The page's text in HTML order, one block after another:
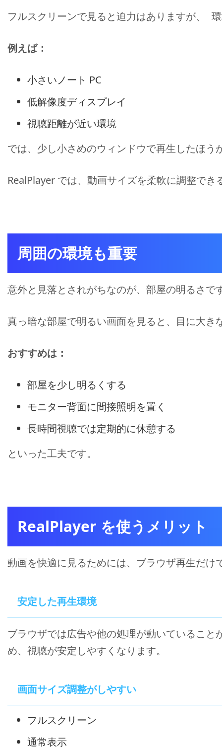
フルスクリーンで見ると迫力はありますが、
例えば：
小さいノート PC
低解像度ディスプレイ
視聴距離が近い環境
では、少し小さめのウィンドウで再生したほ
RealPlayer では、動画サイズを柔軟に調整で
周囲の環境も重要
意外と見落とされがちなのが、部屋の明るさで
真っ暗な部屋で明るい画面を見ると、目に大き
おすすめは：
部屋を少し明るくする
モニター背面に間接照明を置く
長時間視聴では定期的に休憩する
といった工夫です。
RealPlayer を使うメリット
動画を快適に見るためには、ブラウザ再生だ
安定した再生環境
ブラウザでは広告や他の処理が動いているこ
め、視聴が安定しやすくなります。
画面サイズ調整がしやすい
フルスクリーン
通常表示